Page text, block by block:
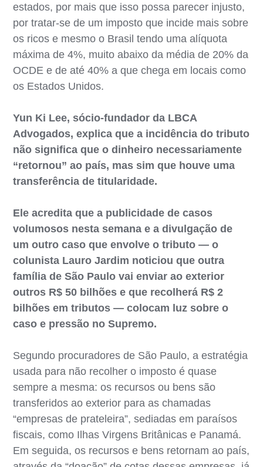
estados, por mais que isso possa parecer injusto,
por tratar-se de um imposto que incide mais sobre
os ricos e mesmo o Brasil tendo uma alíquota
máxima de 4%, muito abaixo da média de 20% da
OCDE e de até 40% a que chega em locais como
os Estados Unidos.
Yun Ki Lee, sócio-fundador da LBCA
Advogados, explica que a incidência do tributo
não significa que o dinheiro necessariamente
“retornou” ao país, mas sim que houve uma
transferência de titularidade.
Ele acredita que a publicidade de casos
volumosos nesta semana e a divulgação de
um outro caso que envolve o tributo — o
colunista Lauro Jardim noticiou que outra
família de São Paulo vai enviar ao exterior
outros R$ 50 bilhões e que recolherá R$ 2
bilhões em tributos — colocam luz sobre o
caso e pressão no Supremo.
Segundo procuradores de São Paulo, a estratégia
usada para não recolher o imposto é quase
sempre a mesma: os recursos ou bens são
transferidos ao exterior para as chamadas
“empresas de prateleira”, sediadas em paraísos
fiscais, como Ilhas Virgens Britânicas e Panamá.
Em seguida, os recursos e bens retornam ao país,